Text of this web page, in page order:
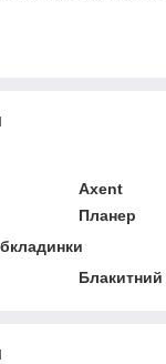
Axent
Планер
Блакитний